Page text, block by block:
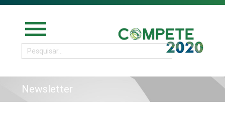
menu
Newsletter